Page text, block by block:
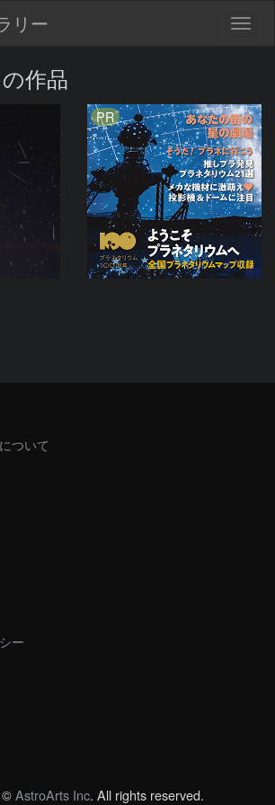
リー
作品
PR
ついて
ー
©AstroArts Inc. All rights reserved.